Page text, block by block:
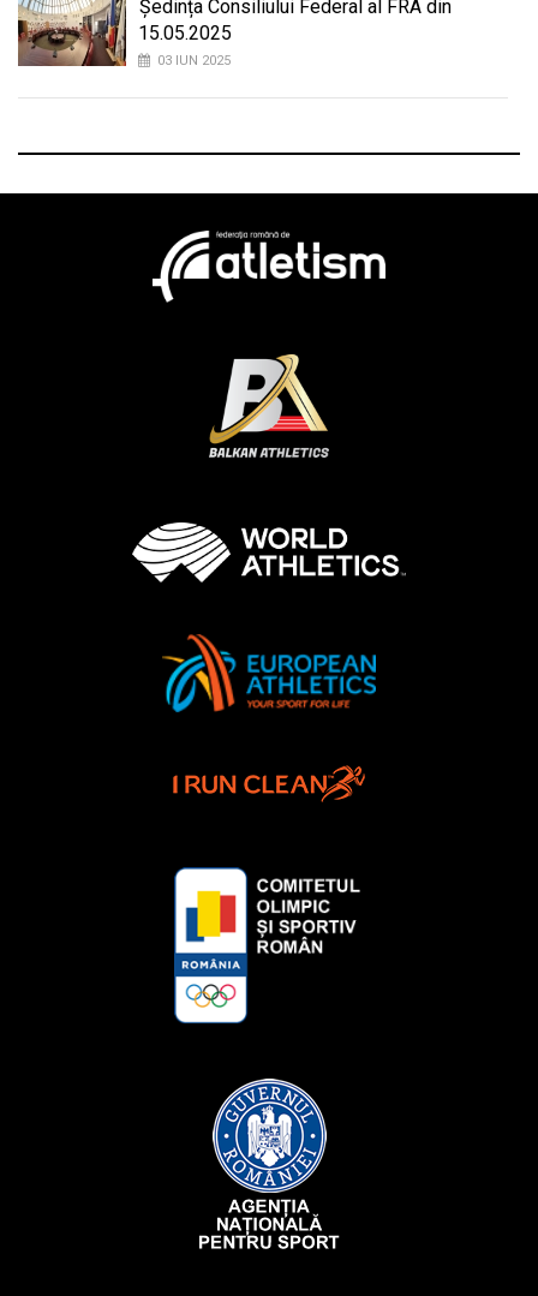
Ședința Consiliului Federal al FRA din
15.05.2025
03 IUN 2025